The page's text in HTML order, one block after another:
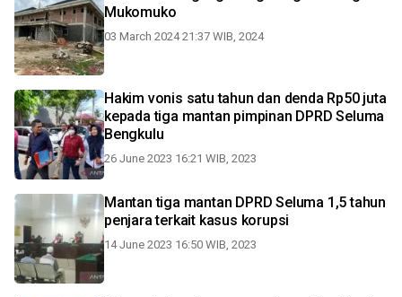
Mukomuko
03 March 2024 21:37 WIB, 2024
Hakim vonis satu tahun dan denda Rp50 juta
kepada tiga mantan pimpinan DPRD Seluma
Bengkulu
26 June 2023 16:21 WIB, 2023
Mantan tiga mantan DPRD Seluma 1,5 tahun
penjara terkait kasus korupsi
14 June 2023 16:50 WIB, 2023